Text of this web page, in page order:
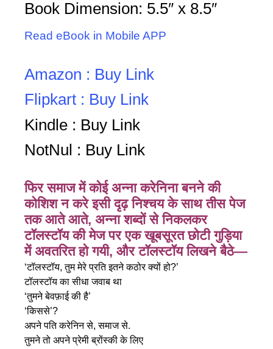
Book Dimension: 5.5″ x 8.5″
Read eBook in Mobile APP
Amazon : Buy Link
Flipkart : Buy Link
Kindle : Buy Link
NotNul : Buy Link
फिर समाज में कोई अन्ना करेनिना बनने की
कोशिश न करे इसी दृढ़ निश्चय के साथ तीस पेज
तक आते आते, अन्ना शब्दों से निकलकर
टॉलस्टॉय की मेज पर एक खूबसूरत छोटी गुड़िया
में अवतरित हो गयी, और टॉलस्टॉय लिखने बैठे—
‘टॉलस्टॉय, तुम मेरे प्रति इतने कठोर क्यों हो?’
टॉलस्टॉय का सीधा जवाब था
‘तुमने बेवफ़ाई की है’
‘किससे’?
अपने पति करेनिन से, समाज से.
तुमने तो अपने प्रेमी ब्रोंस्की के लिए